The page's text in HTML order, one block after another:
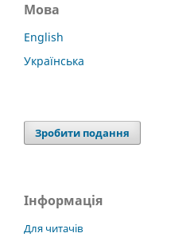
Мова
English
Українська
Зробити подання
Інформація
Для читачів